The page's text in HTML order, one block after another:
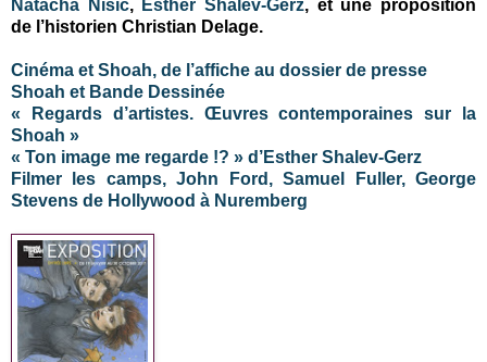
Natacha Nisic, Esther Shalev-Gerz, et une proposition
de l’historien Christian Delage.
Cinéma et Shoah, de l’affiche au dossier de presse
Shoah et Bande Dessinée
« Regards d’artistes. Œuvres contemporaines sur la
Shoah »
« Ton image me regarde !? » d’Esther Shalev-Gerz
Filmer les camps, John Ford, Samuel Fuller, George
Stevens de Hollywood à Nuremberg